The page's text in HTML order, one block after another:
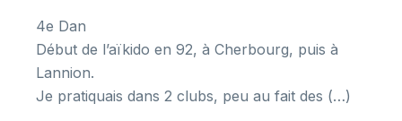
4e Dan
Début de l’aïkido en 92, à Cherbourg, puis à
Lannion.
Je pratiquais dans 2 clubs, peu au fait des (…)